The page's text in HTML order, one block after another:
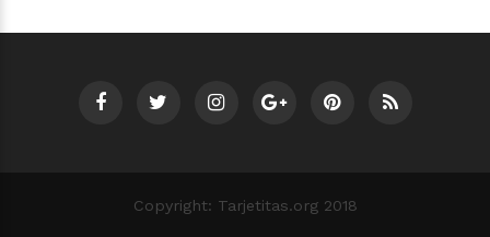
Copyright: Tarjetitas.org 2018